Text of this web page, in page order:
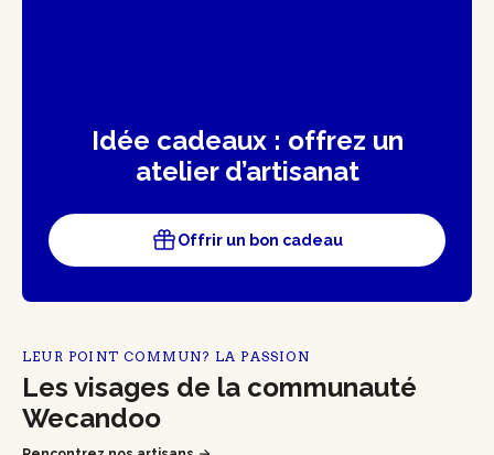
Idée cadeaux : offrez un
atelier d’artisanat
Offrir un bon cadeau
LEUR POINT COMMUN? LA PASSION
Les visages de la communauté
Wecandoo